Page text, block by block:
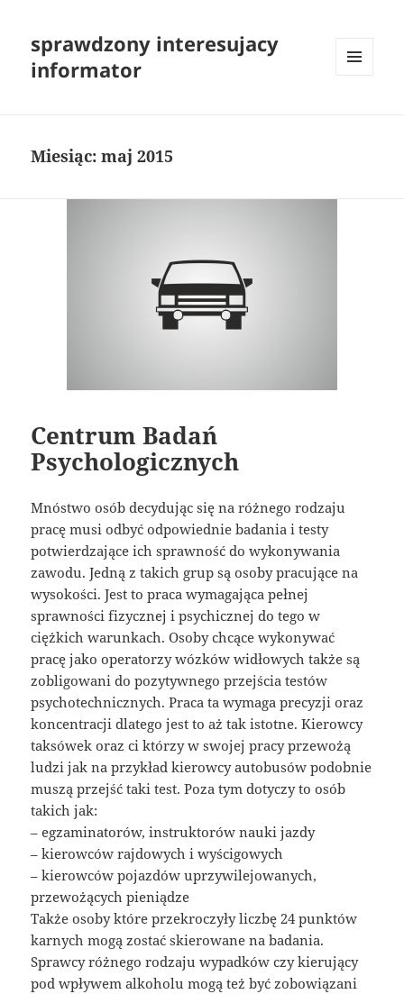
sprawdzony interesujacy
informator
Miesiąc:maj 2015
Centrum Badań
Psychologicznych
Mnóstwo osób decydując się na różnego rodzaju
pracę musi odbyć odpowiednie badania i testy
potwierdzające ich sprawność do wykonywania
zawodu. Jedną z takich grup są osoby pracujące na
wysokości. Jest to praca wymagająca pełnej
sprawności fizycznej i psychicznej do tego w
ciężkich warunkach. Osoby chcące wykonywać
pracę jako operatorzy wózków widłowych także są
zobligowani do pozytywnego przejścia testów
psychotechnicznych. Praca ta wymaga precyzji oraz
koncentracji dlatego jest to aż tak istotne. Kierowcy
taksówek oraz ci którzy w swojej pracy przewożą
ludzi jak na przykład kierowcy autobusów podobnie
muszą przejść taki test. Poza tym dotyczy to osób
takich jak:
– egzaminatorów, instruktorów nauki jazdy
– kierowców rajdowych i wyścigowych
– kierowców pojazdów uprzywilejowanych,
przewożących pieniądze
Także osoby które przekroczyły liczbę 24 punktów
karnych mogą zostać skierowane na badania.
Sprawcy różnego rodzaju wypadków czy kierujący
pod wpływem alkoholu mogą też być zobowiązani